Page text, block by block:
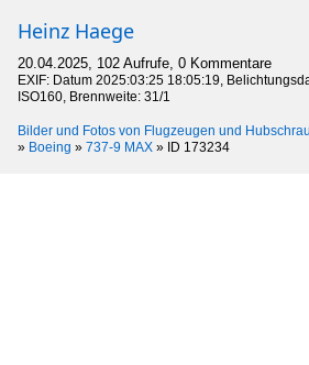
Heinz Haege
20.04.2025, 102 Aufrufe, 0 Kommentare
EXIF: Datum 2025:03:25 18:05:19,
ISO160, Brennweite: 31/1
Bilder und Fotos von Flugzeugen und
» Boeing » 737-9 MAX » ID 173234